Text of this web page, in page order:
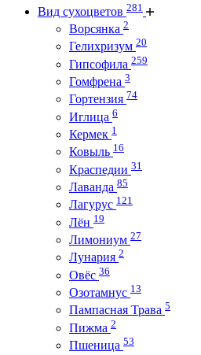
Вид сухоцветов 281
Ворсянка 2
Гелихризум 20
Гипсофила 259
Гомфрена 3
Гортензия 74
Иглица 6
Кермек 1
Ковыль 16
Краспедии 31
Лаванда 85
Лагурус 121
Лён 19
Лимониум 27
Лунария 2
Овёс 36
Озотамнус 13
Пампасная Трава 5
Пижма 2
Пшеница 53